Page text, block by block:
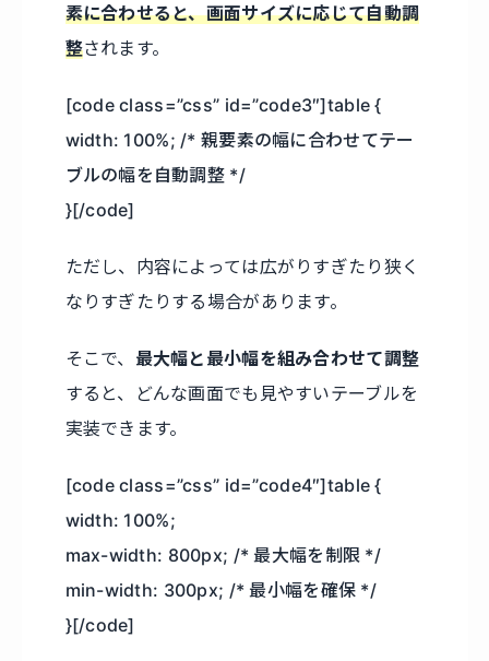
素に合わせると、画面サイズに応じて自動調
整されます。
[code class=”css” id=”code3″]table {
width: 100%; /* 親要素の幅に合わせてテー
ブルの幅を自動調整 */
}[/code]
ただし、内容によっては広がりすぎたり狭く
なりすぎたりする場合があります。
そこで、 最大幅と最小幅を組み合わせて調整
すると、どんな画面でも見やすいテーブルを
実装できます。
[code class=”css” id=”code4″]table {
width: 100%;
max-width: 800px; /* 最大幅を制限 */
min-width: 300px; /* 最小幅を確保 */
}[/code]